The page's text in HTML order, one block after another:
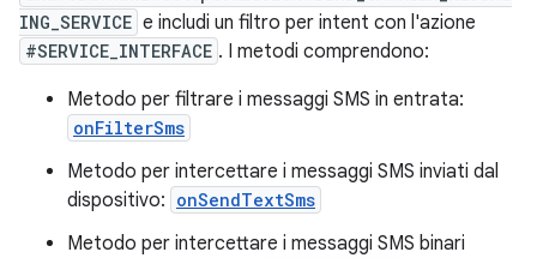
ING_SERVICE e includi un filtro per intent con l'azione
#SERVICE_INTERFACE . I metodi comprendono:
Metodo per filtrare i messaggi SMS in entrata:
onFilterSms
Metodo per intercettare i messaggi SMS inviati dal
dispositivo: onSendTextSms
Metodo per intercettare i messaggi SMS binari